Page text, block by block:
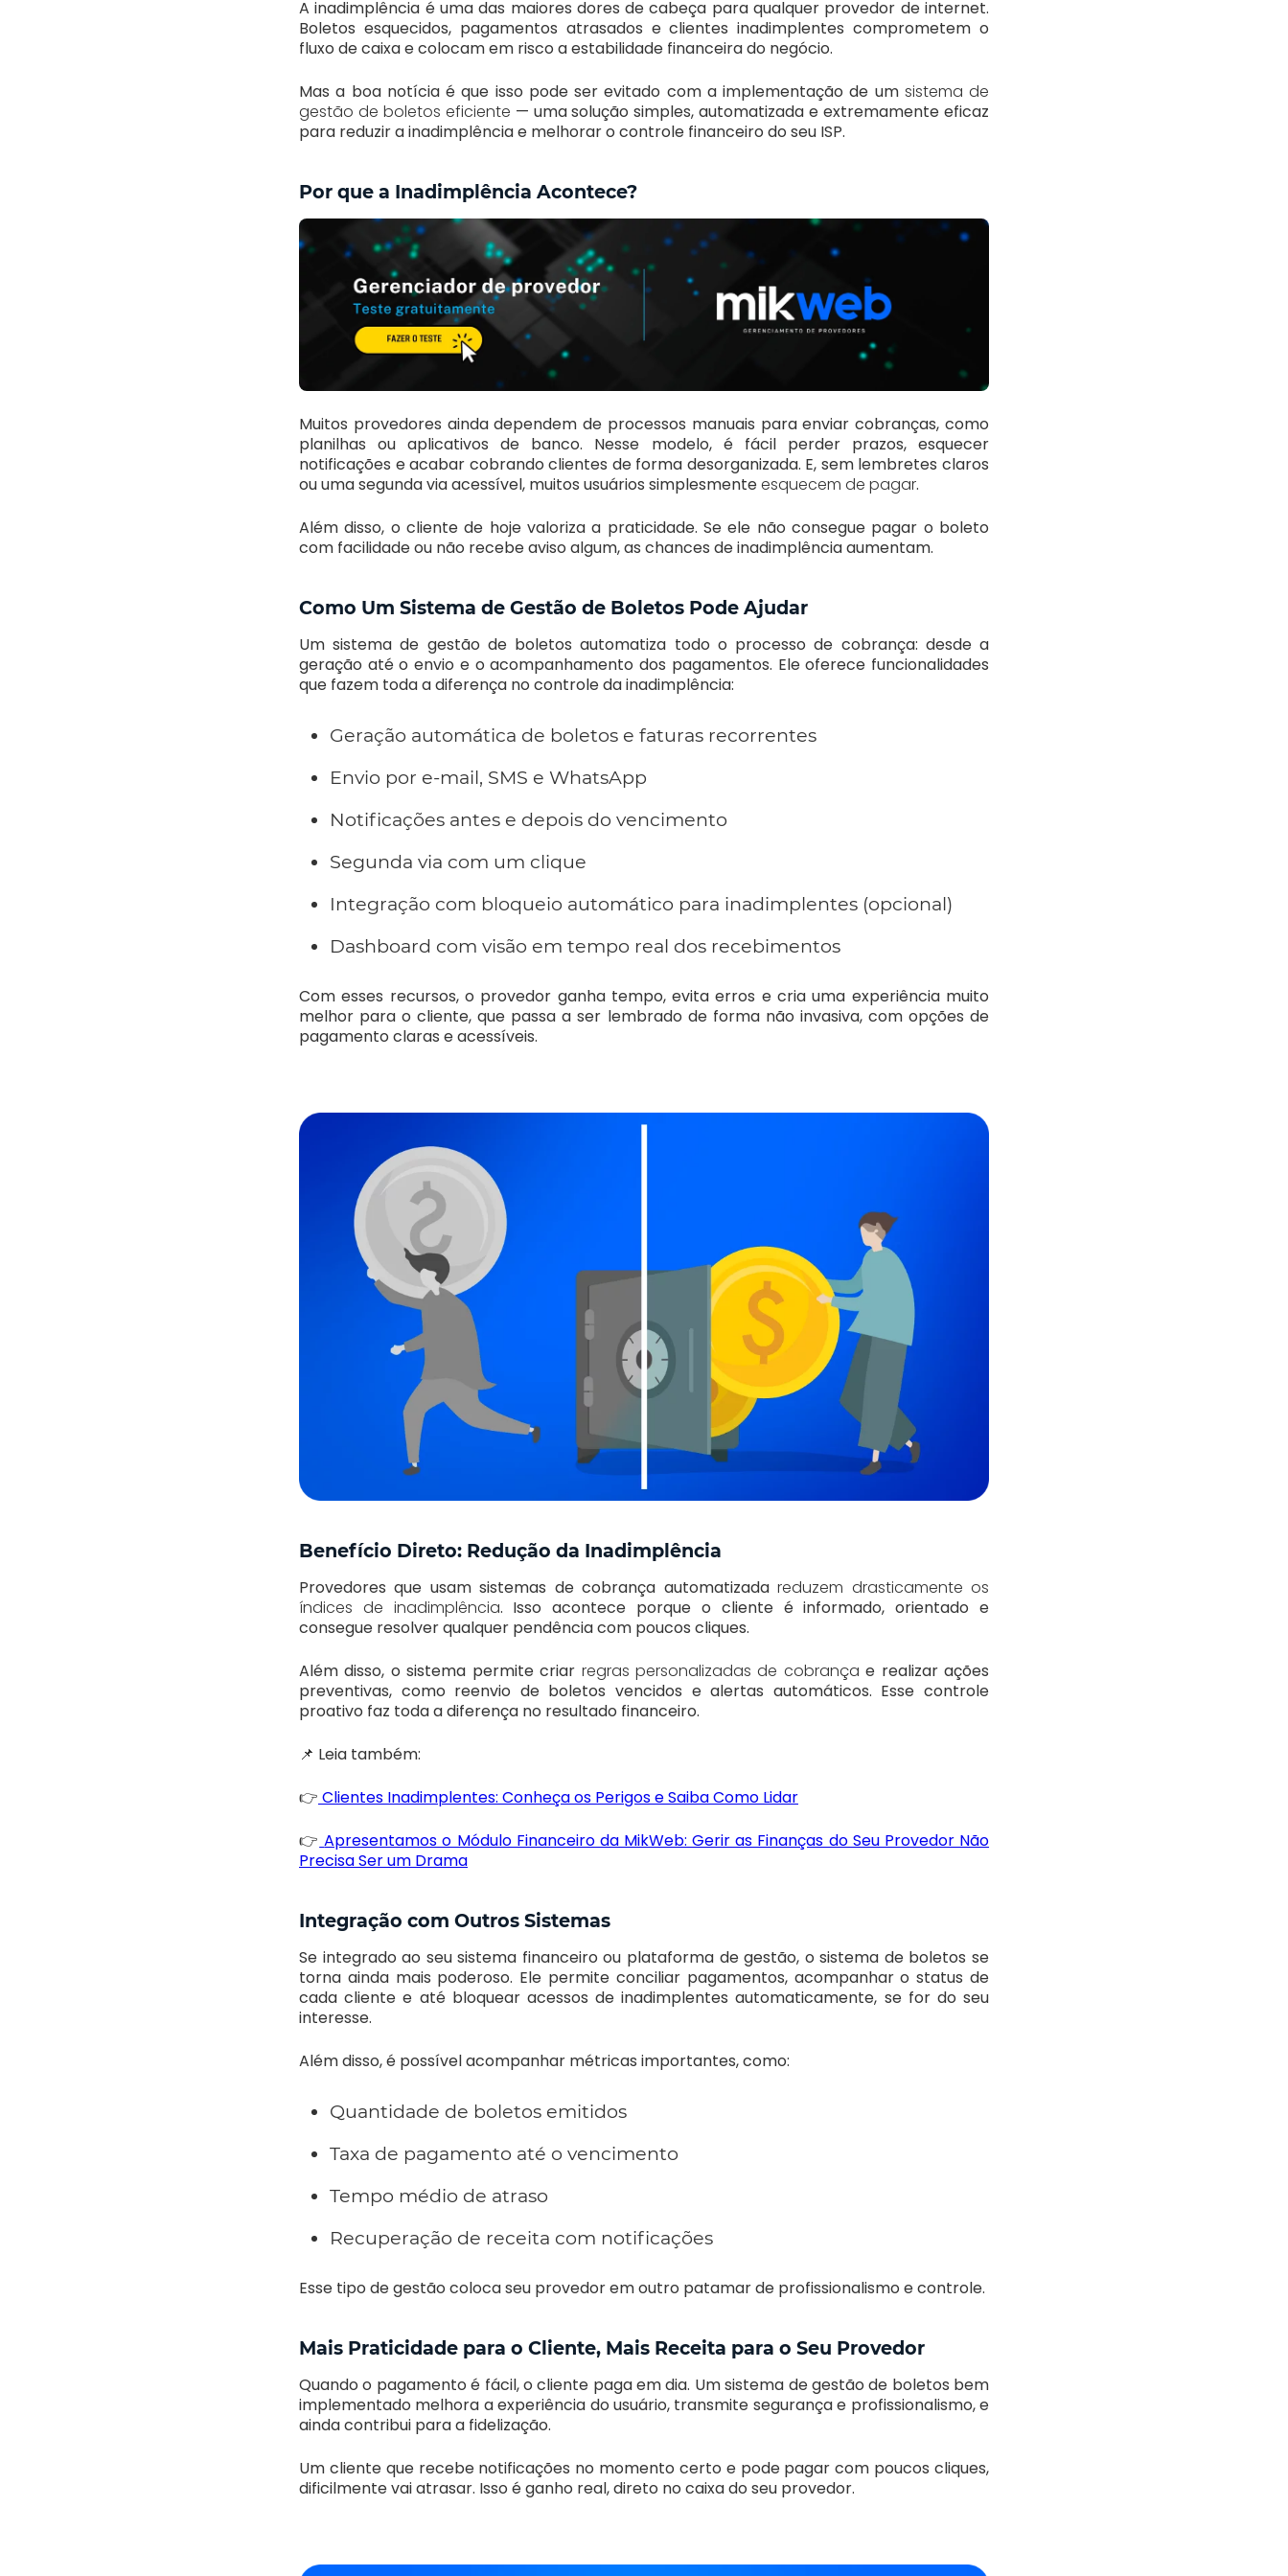
A inadimplência é uma das maiores dores de cabeça para qualquer provedor de internet.
Boletos esquecidos, pagamentos atrasados e clientes inadimplentes comprometem o
fluxo de caixa e colocam em risco a estabilidade financeira do negócio.
Mas a boa notícia é que isso pode ser evitado com a implementação de um sistema de
gestão de boletos eficiente — uma solução simples, automatizada e extremamente eficaz
para reduzir a inadimplência e melhorar o controle financeiro do seu ISP.
Por que a Inadimplência Acontece?
Muitos provedores ainda dependem de processos manuais para enviar cobranças, como
planilhas ou aplicativos de banco. Nesse modelo, é fácil perder prazos, esquecer
notificações e acabar cobrando clientes de forma desorganizada. E, sem lembretes claros
ou uma segunda via acessível, muitos usuários simplesmenteesquecem de pagar.
Além disso, o cliente de hoje valoriza a praticidade. Se ele não consegue pagar o boleto
com facilidade ou não recebe aviso algum, as chances de inadimplência aumentam.
Como Um Sistema de Gestão de Boletos Pode Ajudar
Um sistema de gestão de boletos automatiza todo o processo de cobrança: desde a
geração até o envio e o acompanhamento dos pagamentos. Ele oferece funcionalidades
que fazem toda a diferença no controle da inadimplência:
Geração automática de boletos e faturas recorrentes
Envio por e-mail, SMS e WhatsApp
Notificações antes e depois do vencimento
Segunda via com um clique
Integração com bloqueio automático para inadimplentes (opcional)
Dashboard com visão em tempo real dos recebimentos
Com esses recursos, o provedor ganha tempo, evita erros e cria uma experiência muito
melhor para o cliente, que passa a ser lembrado de forma não invasiva, com opções de
pagamento claras e acessíveis.
Benefício Direto: Redução da Inadimplência
Provedores que usam sistemas de cobrança automatizadareduzem drasticamente os
índices de inadimplência. Isso acontece porque o cliente é informado, orientado e
consegue resolver qualquer pendência com poucos cliques.
Além disso, o sistema permite criar regras personalizadas de cobrança e realizar ações
preventivas, como reenvio de boletos vencidos e alertas automáticos. Esse controle
proativo faz toda a diferença no resultado financeiro.
📌 Leia também:
👉 Clientes Inadimplentes: Conheça os Perigos e Saiba Como Lidar
👉 Apresentamos o Módulo Financeiro da MikWeb: Gerir as Finanças do Seu Provedor Não
Precisa Ser um Drama
Integração com Outros Sistemas
Se integrado ao seu sistema financeiro ou plataforma de gestão, o sistema de boletos se
torna ainda mais poderoso. Ele permite conciliar pagamentos, acompanhar o status de
cada cliente e até bloquear acessos de inadimplentes automaticamente, se for do seu
interesse.
Além disso, é possível acompanhar métricas importantes, como:
Quantidade de boletos emitidos
Taxa de pagamento até o vencimento
Tempo médio de atraso
Recuperação de receita com notificações
Esse tipo de gestão coloca seu provedor em outro patamar de profissionalismo e controle.
Mais Praticidade para o Cliente, Mais Receita para o Seu Provedor
Quando o pagamento é fácil, o cliente paga em dia. Um sistema de gestão de boletos bem
implementado melhora a experiência do usuário, transmite segurança e profissionalismo, e
ainda contribui para a fidelização.
Um cliente que recebe notificações no momento certo e pode pagar com poucos cliques,
dificilmente vai atrasar. Isso é ganho real, direto no caixa do seu provedor.